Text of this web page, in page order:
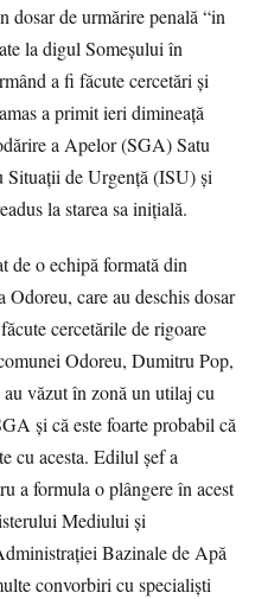
dosar de urmărire penală “in
la digul Someşului în
a fi făcute cercetări şi
a primit ieri dimineaţă
a Apelor (SGA) Satu
Situaţii de Urgenţă (ISU) şi
la starea sa iniţială.
de o echipă formată din
care au deschis dosar
cercetările de rigoare
Odoreu, Dumitru Pop,
văzut în zonă un utilaj cu
şi că este foarte probabil că
cu acesta. Edilul şef a
a formula o plângere în acest
Mediului şi
Bazinale de Apă
convorbiri cu specialişti